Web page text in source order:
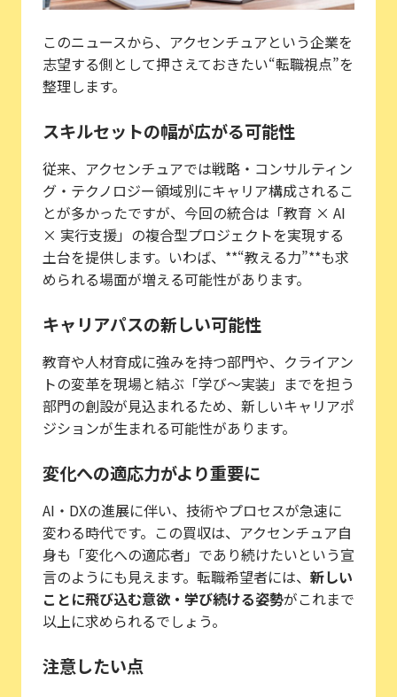
このニュースから、アクセンチュアという企業を
志望する側として押さえておきたい“転職視点”を
整理します。
スキルセットの幅が広がる可能性
従来、アクセンチュアでは戦略・コンサルティン
グ・テクノロジー領域別にキャリア構成されるこ
とが多かったですが、今回の統合は「教育 × AI
× 実行支援」の複合型プロジェクトを実現する
土台を提供します。いわば、**“教える力”**も求
められる場面が増える可能性があります。
キャリアパスの新しい可能性
教育や人材育成に強みを持つ部門や、クライアン
トの変革を現場と結ぶ「学び〜実装」までを担う
部門の創設が見込まれるため、新しいキャリアポ
ジションが生まれる可能性があります。
変化への適応力がより重要に
AI・DXの進展に伴い、技術やプロセスが急速に
変わる時代です。この買収は、アクセンチュア自
身も「変化への適応者」であり続けたいという宣
言のようにも見えます。転職希望者には、 新しい
ことに飛び込む意欲・学び続ける姿勢がこれまで
以上に求められるでしょう。
注意したい点